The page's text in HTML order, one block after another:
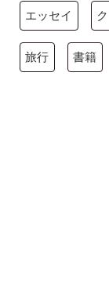
エッセイ
旅行 書籍